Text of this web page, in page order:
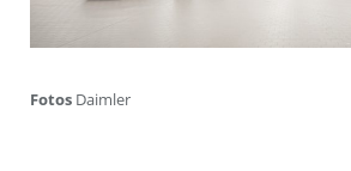
Fotos Daimler